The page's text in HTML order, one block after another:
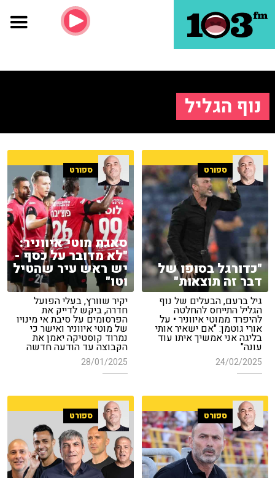
נוף הגליל
ספורט
"כדורגל בסופו של
דבר זה תוצאות"
גיל ברעם, הבעלים של נוף
הגליל התייחס להחלטה
להיפרד ממוטי איווניר • על
אורי גוטמן: "אם ישאיר אותי
בליגה אני אמשיך איתו עוד
עונה"
24/02/2025
ספורט
סאגת מוטי איווניר:
"לא מדובר על כסף -
יש ראש עיר שהטיל
וטו"
יקיר שוורץ, בעלי הפועל
חדרה, ביקש לדייק את
הפרסומים על סיבת אי מינויו
של מוטי איווניר ואישר כי
נמרוד קוסטיקה יאמן את
הקבוצה עד הודעה חדשה
28/01/2025
ספורט ספורט